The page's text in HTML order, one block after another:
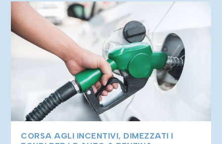
CORSA AGLI INCENTIVI, DIMEZZATI I